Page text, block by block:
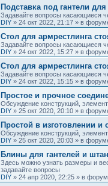
Подставка под гантели
Задавайте вопросы касающиеся
DIY » 24 окт 2022, 21:17 » в
Стол для армрестлинга
Задавайте вопросы касающиеся
DIY » 24 окт 2022, 15:27 » в
Стол для армрестлинга
Задавайте вопросы касающиеся
DIY » 24 окт 2022, 15:15 » в
Простое и прочное
Обсуждение конструкций,
DIY » 25 окт 2020, 20:10 » в
Простой в изготовлении
Обсуждение конструкций,
DIY » 25 окт 2020, 20:03 » в
Блины для гантелей и
Здесь можно узнать размеры и
задавайте вопросы
DIY » 24 апр 2020, 22:25 » в